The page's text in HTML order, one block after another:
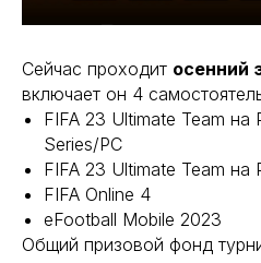
Сейчас проходит осенний
включает он 4
FIFA 23 Ultimate Team
Series/PC
FIFA 23 Ultimate Team
FIFA Online 4
eFootball Mobile 2023
Общий призовой фонд